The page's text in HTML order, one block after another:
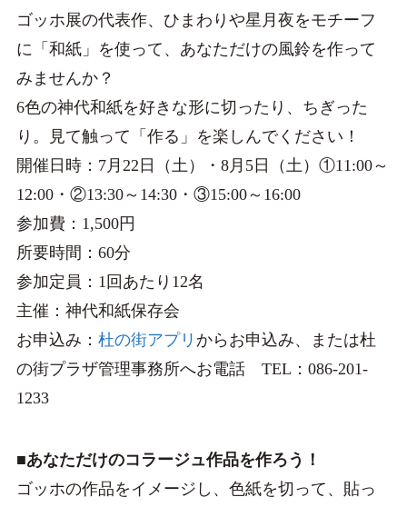
ゴッホ展の代表作、ひまわりや星月夜をモチーフ
に「和紙」を使って、あなただけの風鈴を作って
みませんか？
6色の神代和紙を好きな形に切ったり、ちぎった
り。見て触って「作る」を楽しんでください！
開催日時：7月22日（土）・8月5日（土）①11:00～
12:00・②13:30～14:30・③15:00～16:00
参加費：1,500円
所要時間：60分
参加定員：1回あたり12名
主催：神代和紙保存会
お申込み： 杜の街アプリ からお申込み、または杜
の街プラザ管理事務所へお電話 TEL：086-201-
1233
■あなただけのコラージュ作品を作ろう！
ゴッホの作品をイメージし、色紙を切って、貼っ